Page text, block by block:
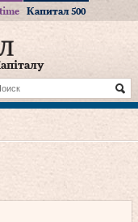
Капитал 500